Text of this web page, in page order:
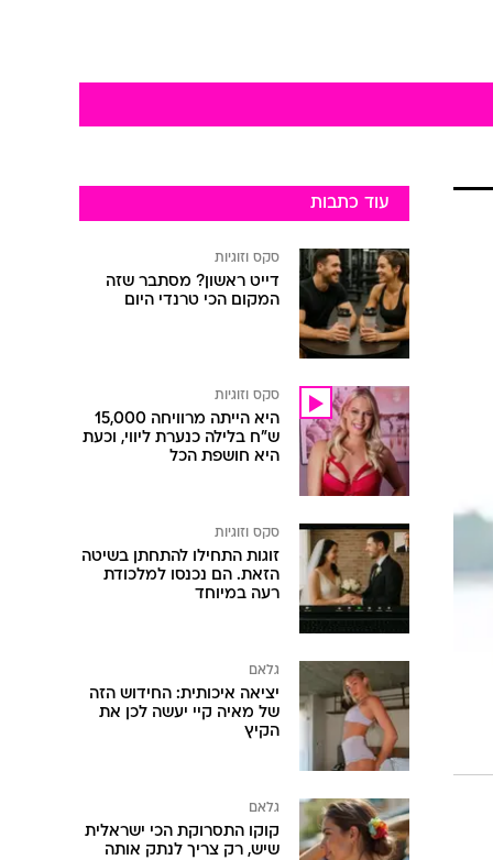
עוד כתבות
סקס וזוגיות
דייט ראשון? מסתבר שזה
המקום הכי טרנדי היום
סקס וזוגיות
היא הייתה מרוויחה 15,000
ש"ח בלילה כנערת ליווי, וכעת
היא חושפת הכל
סקס וזוגיות
זוגות התחילו להתחתן בשיטה
הזאת. הם נכנסו למלכודת
רעה במיוחד
גלאם
יציאה איכותית: החידוש הזה
של מאיה קיי יעשה לכן את
הקיץ
גלאם
קוקו התסרוקת הכי ישראלית
שיש, רק צריך לנתק אותה